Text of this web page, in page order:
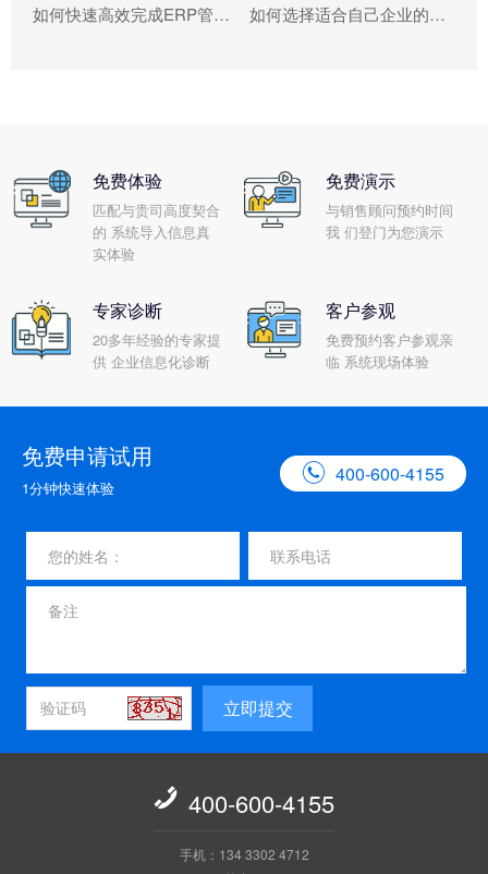
如何快速高效完成ERP管理系统配置? 如何选择适合自己企业的ERP软件?
免费体验
匹配与贵司高度契合
的 系统导入信息真
实体验
免费演示
与销售顾问预约时间
我 们登门为您演示
专家诊断
20多年经验的专家提
供 企业信息化诊断
客户参观
免费预约客户参观亲
临 系统现场体验
免费申请试用
1分钟快速体验
 400-600-4155
立即提交
 400-600-4155
手机：134 3302 4712